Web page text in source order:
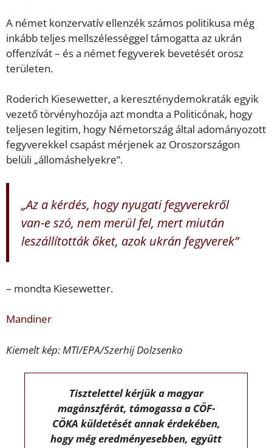
A német konzervatív ellenzék számos politikusa még
inkább teljes mellszélességgel támogatta az ukrán
offenzívát – és a német fegyverek bevetését orosz
területen.
Roderich Kiesewetter, a kereszténydemokraták egyik
vezető törvényhozója azt mondta a Politicónak, hogy
teljesen legitim, hogy Németország által adományozott
fegyverekkel csapást mérjenek az Oroszországon
belüli „állomáshelyekre”.
„Az a kérdés, hogy nyugati fegyverekről
van-e szó, nem merül fel, mert miután
leszállították őket, azok ukrán fegyverek”
– mondta Kiesewetter.
Mandiner
Kiemelt kép: MTI/EPA/Szerhij Dolzsenko
Tisztelettel kérjük a magyar
magánszférát, támogassa a CÖF-
CÖKA küldetését annak érdekében,
hogy még eredményesebben, együtt